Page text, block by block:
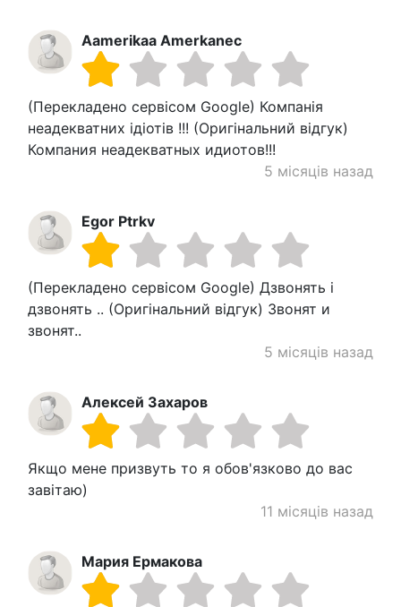
Aamerikaa Amerkanec
(Перекладено сервісом Google) Компанія
неадекватних ідіотів !!! (Оригінальний відгук)
Компания неадекватных идиотов!!!
5 місяців назад
Egor Ptrkv
(Перекладено сервісом Google) Дзвонять і
дзвонять .. (Оригінальний відгук) Звонят и
звонят..
5 місяців назад
Алексей Захаров
Якщо мене призвуть то я обов'язково до вас
завітаю)
11 місяців назад
Мария Ермакова